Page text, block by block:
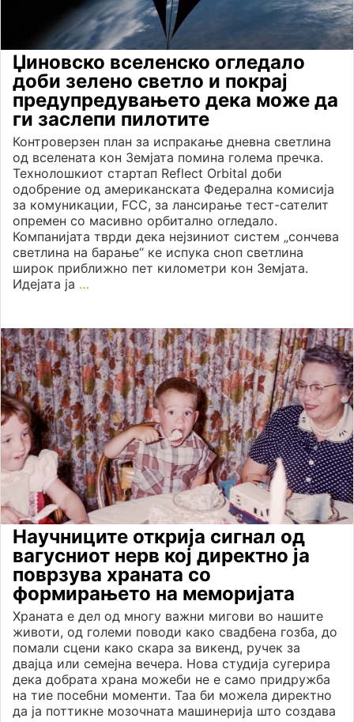
Џиновско вселенско огледало
доби зелено светло и покрај
предупредувањето дека може да
ги заслепи пилотите
Контроверзен план за испракање дневна светлина
од вселената кон Земјата помина голема пречка.
Технолошкиот стартап Reflect Orbital доби
одобрение од американската Федерална комисија
за комуникации, FCC, за лансирање тест-сателит
опремен со масивно орбитално огледало.
Компанијата тврди дека нејзиниот систем „сончева
светлина на барање“ ке испука сноп светлина
широк приближно пет километри кон Земјата.
Идејата ја …
Научниците открија сигнал од
вагусниот нерв кој директно ја
поврзува храната со
формирањето на меморијата
Храната е дел од многу важни мигови во нашите
животи, од големи поводи како свадбена гозба, до
помали сцени како скара за викенд, ручек за
двајца или семејна вечера. Нова студија сугерира
дека добрата храна можеби не е само придружба
на тие посебни моменти. Таа би можела директно
да ја поттикне мозочната машинерија што создава